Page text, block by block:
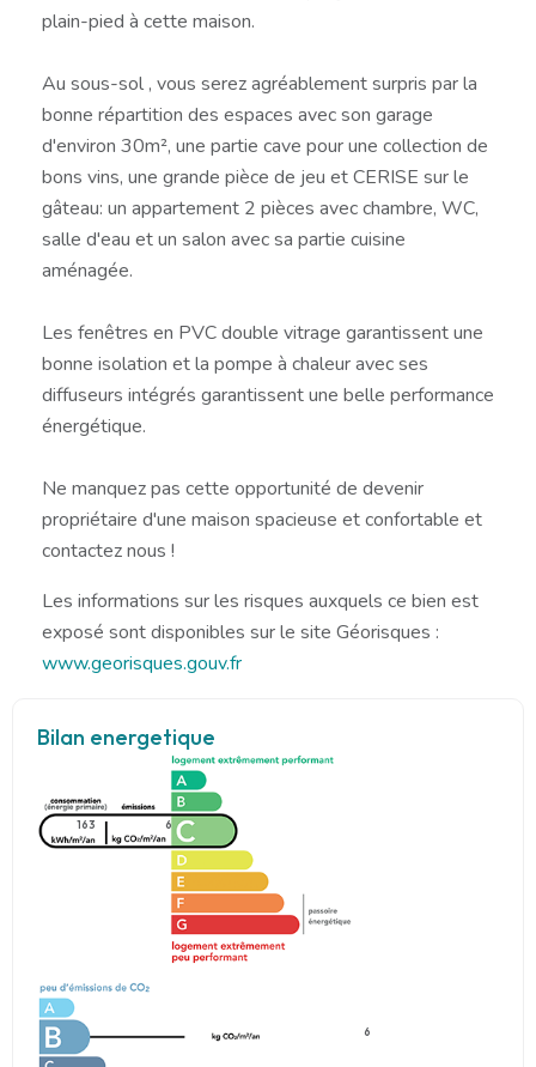
plain-pied à cette maison.
Au sous-sol , vous serez agréablement surpris par la
bonne répartition des espaces avec son garage
d'environ 30m², une partie cave pour une collection de
bons vins, une grande pièce de jeu et CERISE sur le
gâteau: un appartement 2 pièces avec chambre, WC,
salle d'eau et un salon avec sa partie cuisine
aménagée.
Les fenêtres en PVC double vitrage garantissent une
bonne isolation et la pompe à chaleur avec ses
diffuseurs intégrés garantissent une belle performance
énergétique.
Ne manquez pas cette opportunité de devenir
propriétaire d'une maison spacieuse et confortable et
contactez nous !
Les informations sur les risques auxquels ce bien est
exposé sont disponibles sur le site Géorisques :
www.georisques.gouv.fr
Bilan energetique
163 6
6